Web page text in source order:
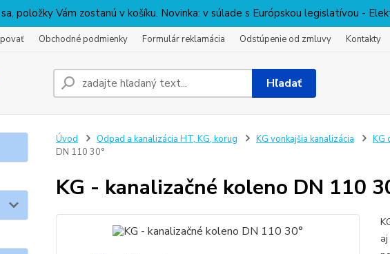
položky Vám zostanú v košíku. Novinka: v súlade s Európskou legislatívou -
Obchodné podmienky Formulár reklamácia Odstúpenie od zmluvy Kontakty
Hľadať
Úvod Odpad a kanalizácia HT, KG, korug KG vonkajšia kanalizácia KG
DN 110 30°
KG - kanalizačné koleno DN 110